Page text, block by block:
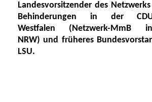
Landesvorsitzender des
Behinderungen in der
Westfalen (Netzwerk-MmB
NRW) und früheres
LSU.